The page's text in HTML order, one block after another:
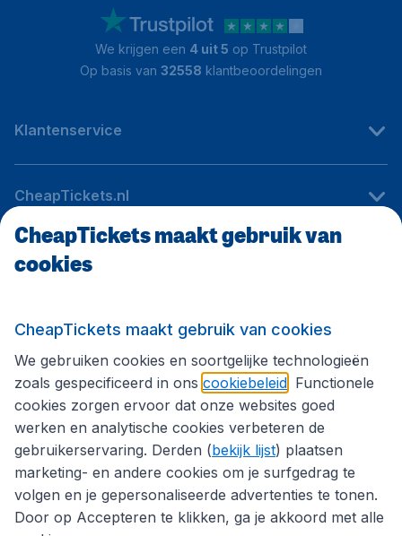
We krijgen een 4 uit 5 op Trustpilot
Op basis van 32558 klantbeoordelingen
Klantenservice
CheapTickets.nl
Internationale sites
Volg CheapTickets.nl
CheapTickets maakt gebruik van
cookies
CheapTickets maakt gebruik van cookies
We gebruiken cookies en soortgelijke technologieën
zoals gespecificeerd in ons cookiebeleid . Functionele
cookies zorgen ervoor dat onze websites goed
werken en analytische cookies verbeteren de
gebruikerservaring. Derden (bekijk lijst) plaatsen
marketing- en andere cookies om je surfgedrag te
volgen en je gepersonaliseerde advertenties te tonen.
Door op Accepteren te klikken, ga je akkoord met alle